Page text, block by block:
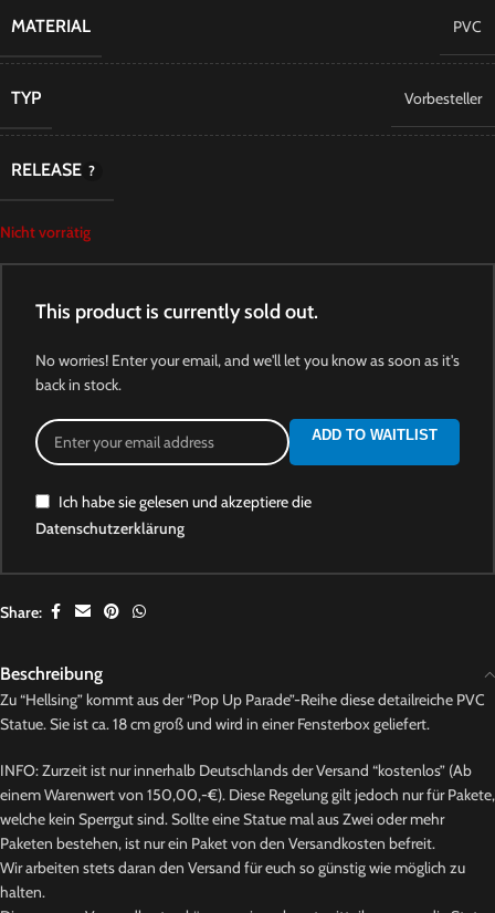
MATERIAL PVC
TYP Vorbesteller
RELEASE
Nicht vorrätig
This product is currently sold out.
No worries! Enter your email, and we'll let you know as soon as it's
back in stock.
ADD TO WAITLIST
Ich habe sie gelesen und akzeptiere die
Datenschutzerklärung
Share:
Beschreibung
Zu “Hellsing” kommt aus der “Pop Up Parade”-Reihe diese detailreiche PVC
Statue. Sie ist ca. 18 cm groß und wird in einer Fensterbox geliefert.
INFO: Zurzeit ist nur innerhalb Deutschlands der Versand “kostenlos” (Ab
einem Warenwert von 150,00,-€). Diese Regelung gilt jedoch nur für Pakete,
welche kein Sperrgut sind. Sollte eine Statue mal aus Zwei oder mehr
Paketen bestehen, ist nur ein Paket von den Versandkosten befreit.
Wir arbeiten stets daran den Versand für euch so günstig wie möglich zu
halten.